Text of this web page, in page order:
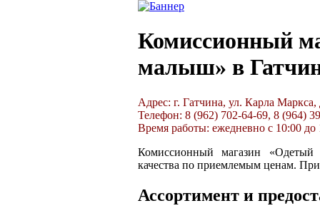
Комиссионный
малыш» в
Адрес: г. Гатчина, ул. Карла
Телефон: 8 (962) 702-64-69, 8 (964)
Время работы: ежедневно с 10:00 до
Комиссионный магазин «Одетый
качества по приемлемым ценам.
Ассортимент и